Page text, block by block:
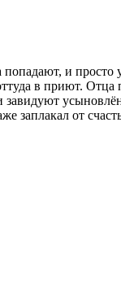
и просто
в приют. Отца
завидуют
заплакал от